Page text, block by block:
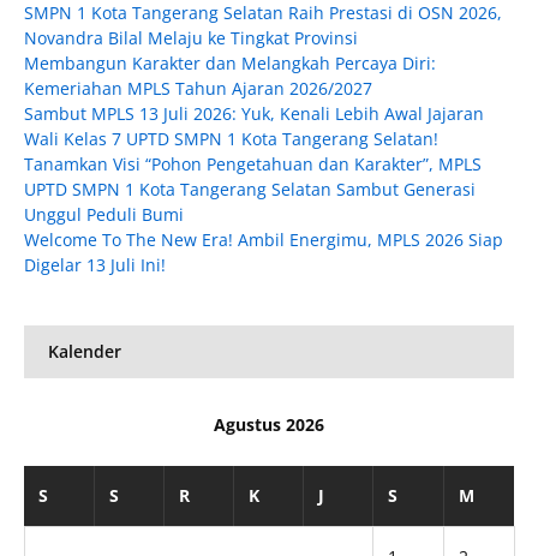
SMPN 1 Kota Tangerang Selatan Raih Prestasi di OSN 2026,
Novandra Bilal Melaju ke Tingkat Provinsi
Membangun Karakter dan Melangkah Percaya Diri:
Kemeriahan MPLS Tahun Ajaran 2026/2027
Sambut MPLS 13 Juli 2026: Yuk, Kenali Lebih Awal Jajaran
Wali Kelas 7 UPTD SMPN 1 Kota Tangerang Selatan!
Tanamkan Visi “Pohon Pengetahuan dan Karakter”, MPLS
UPTD SMPN 1 Kota Tangerang Selatan Sambut Generasi
Unggul Peduli Bumi
Welcome To The New Era! Ambil Energimu, MPLS 2026 Siap
Digelar 13 Juli Ini!
Kalender
Agustus 2026
S S R K J S M